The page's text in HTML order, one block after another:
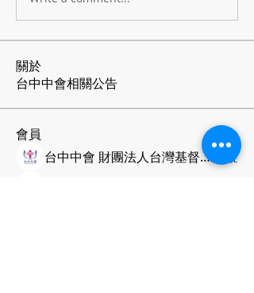
關於
台中中會相關公告
會員
台中中會 財團法人台灣基督長老教會
追蹤